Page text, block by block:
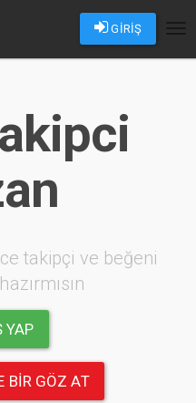
GİRİŞ
takipçi ve beğeni
YAP
BIR GÖZ AT